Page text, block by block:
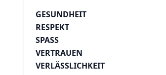
GESUNDHEIT
RESPEKT
SPASS
VERTRAUEN
VERLÄSSLICHKEIT